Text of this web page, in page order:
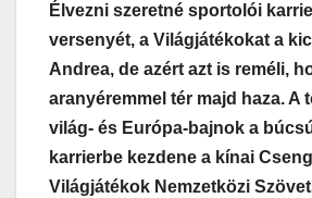
Élvezni szeretné sportolói
versenyét, a Világjátékokat a
Andrea, de azért azt is reméli,
aranyéremmel tér majd haza. A
világ- és Európa-bajnok a
karrierbe kezdene a kínai
Világjátékok Nemzetközi